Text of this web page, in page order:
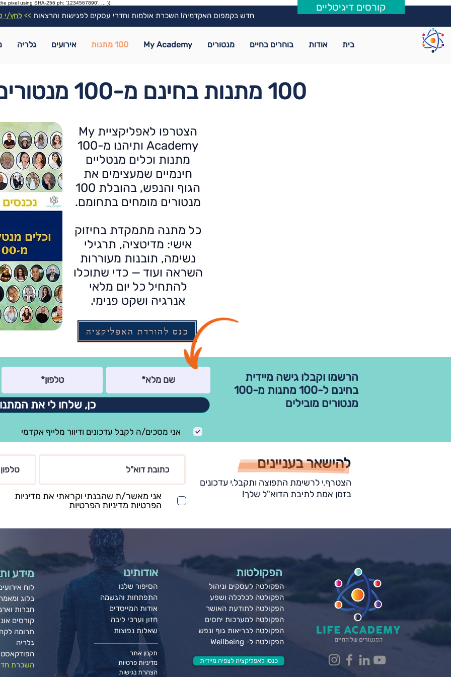
pixel using SHA-256 ph: '1234567890', ... }); קורסים דיגיטליים
חדש בקמפוס האקדמיה! השכרת אולמות וחדרי עסקים לפגישות והרצאות>> לחץ/י
בית אודות בוחרים בחיים מנטורים My Academy 100 מתנות אירועים גלריה
100 מתנות בחינם מ-100 מנטורים מובילים
הצטרפו לאפליקציית My
Academy ותיהנו מ-100
מתנות וכלים מנטליים
חינמיים שמעצימים את
הגוף והנפש, בהובלת 100
מנטורים מומחים בתחומם.
כל מתנה מתמקדת בחיזוק
אישי: מדיטציה, תרגילי
נשימה, תובנות מעוררות
השראה ועוד — כדי שתוכלו
להתחיל כל יום מלאי
אנרגיה ושקט פנימי.
כנס להורדת האפליקציה
כן, שלחו לי את
אני מסכים/ה לקבל עדכונים ודיוור מלייף אקדמי
הרשמו וקבלו גישה מיידית
בחינם ל-100 מתנות מ-100
מנטורים מובילים
הצטרף.י לרשימת התפוצה ותקבל.י עדכונים
בזמן אמת לתיבת הדוא"ל שלך!
להישאר בעניינים
אני מאשר/ת שהבנתי וקראתי את מדיניות
הפרטיות מדיניות הפרטיות
מידע
לוח
בלוג
חברות
קורסים
תרומה
גלריה
הפודקאסט
השכרת
אודותינו
הסיפור שלנו
התפתחות והגשמה
אודות המייסדים
חזון וערכי ליבה
שאלות נפוצות
תקנון אתר
מדיניות פרטיות
הצהרת נגישות
הפקולטות
הפקולטה לעסקים וניהול
הפקולטה לכלכלה ושפע
הפקולטה לתודעת האושר
הפקולטה למערכות יחסים
הפקולטה לבריאות גוף ונפש
הפקולטה ל- Wellbeing
כנסו לאפליקציה לצפיה מיידית